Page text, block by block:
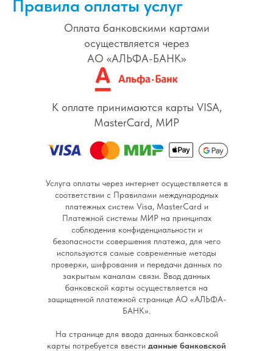
Правила оплаты услуг
Оплата банковскими картами
осуществляется через
АО «АЛЬФА-БАНК»
К оплате принимаются карты VISA,
MasterCard, МИР
Услуга оплаты через интернет осуществляется в
соответствии с Правилами международных
платежных систем Visa, MasterCard и
Платежной системы МИР на принципах
соблюдения конфиденциальности и
безопасности совершения платежа, для чего
используются самые современные методы
проверки, шифрования и передачи данных по
закрытым каналам связи. Ввод данных
банковской карты осуществляется на
защищенной платежной странице АО «АЛЬФА-
БАНК».
На странице для ввода данных банковской
карты потребуется ввести данные банковской